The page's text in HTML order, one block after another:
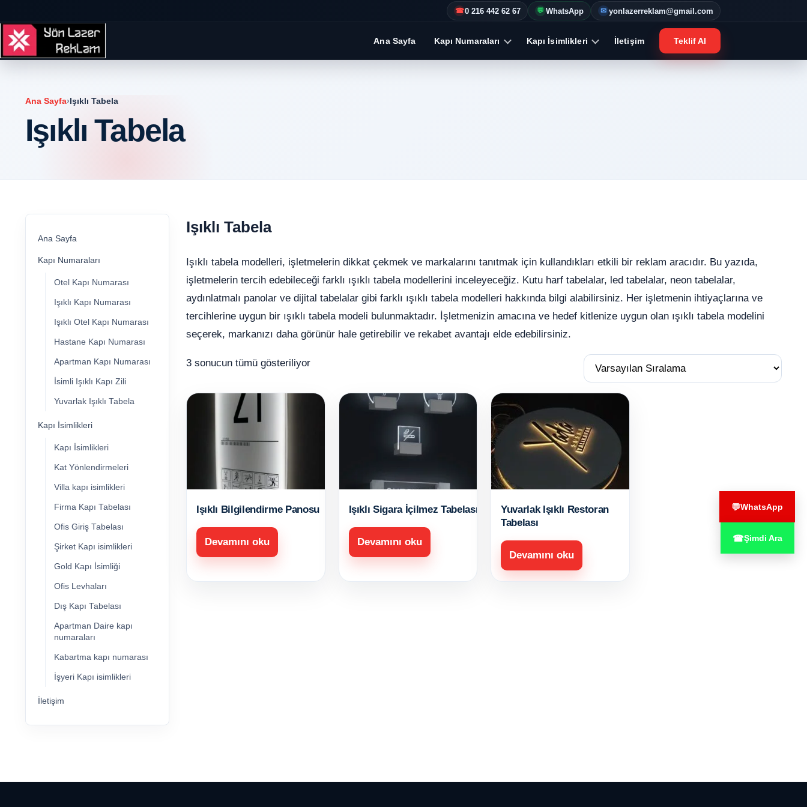
☎0 216 442 62 67 💬 WhatsApp ✉ yonlazerreklam@gmail.com
Ana Sayfa Kapı Numaraları Kapı İsimlikleri İletişim Teklif Al
Ana Sayfa›Işıklı Tabela
Işıklı Tabela
Ana Sayfa
Kapı Numaraları
Otel Kapı Numarası
Işıklı Kapı Numarası
Işıklı Otel Kapı Numarası
Hastane Kapı Numarası
Apartman Kapı Numarası
İsimli Işıklı Kapı Zili
Yuvarlak Işıklı Tabela
Kapı İsimlikleri
Kapı İsimlikleri
Kat Yönlendirmeleri
Villa kapı isimlikleri
Firma Kapı Tabelası
Ofis Giriş Tabelası
Şirket Kapı isimlikleri
Gold Kapı İsimliği
Ofis Levhaları
Dış Kapı Tabelası
Apartman Daire kapı
numaraları
Kabartma kapı numarası
İşyeri Kapı isimlikleri
İletişim
Işıklı Tabela
Işıklı tabela modelleri, işletmelerin dikkat çekmek ve markalarını tanıtmak için kullandıkları etkili bir reklam aracıdır. Bu yazıda,
işletmelerin tercih edebileceği farklı ışıklı tabela modellerini inceleyeceğiz. Kutu harf tabelalar, led tabelalar, neon tabelalar,
aydınlatmalı panolar ve dijital tabelalar gibi farklı ışıklı tabela modelleri hakkında bilgi alabilirsiniz. Her işletmenin ihtiyaçlarına ve
tercihlerine uygun bir ışıklı tabela modeli bulunmaktadır. İşletmenizin amacına ve hedef kitlenize uygun olan ışıklı tabela modelini
seçerek, markanızı daha görünür hale getirebilir ve rekabet avantajı elde edebilirsiniz.
3 sonucun tümü gösteriliyor
Işıklı Bilgilendirme Panosu
Devamını oku
Işıklı Sigara İçilmez Tabelası
Devamını oku
Yuvarlak Işıklı Restoran
Tabelası
Devamını oku
💬WhatsApp
☎Şimdi Ara